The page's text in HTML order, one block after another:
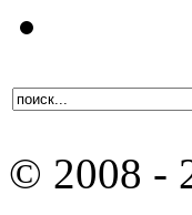
© 2008 -